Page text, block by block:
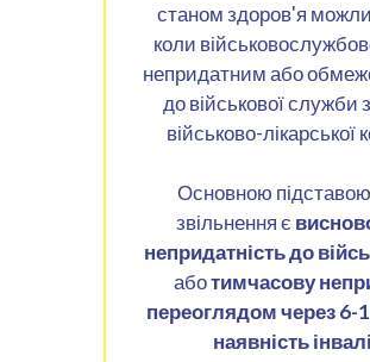
станом здоров'я
коли
непридатним або
до військової служби
військово-лікарської
Основною підставою
звільнення є
непридатність до
аботимчасову
переоглядом через 6-
наявність